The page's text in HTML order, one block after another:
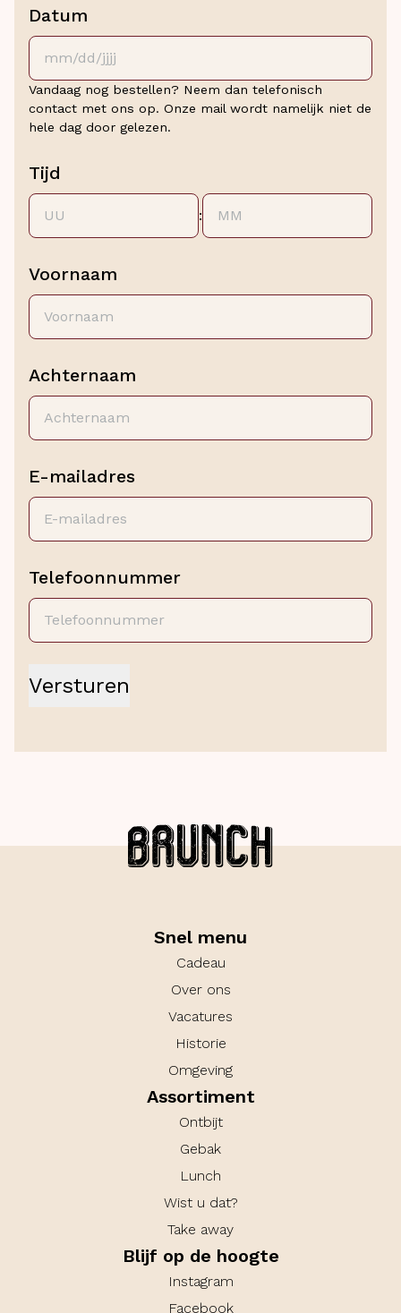
Datum
MM
slash
DD
slash
JJJJ
Vandaag nog bestellen? Neem dan telefonisch
contact met ons op. Onze mail wordt namelijk niet de
hele dag door gelezen.
Tijd
Uren
:
Minuten
Voornaam
Achternaam
E-mailadres
Telefoonnummer
Snel menu
Cadeau
Over ons
Vacatures
Historie
Omgeving
Assortiment
Ontbijt
Gebak
Lunch
Wist u dat?
Take away
Blijf op de hoogte
Instagram
Facebook